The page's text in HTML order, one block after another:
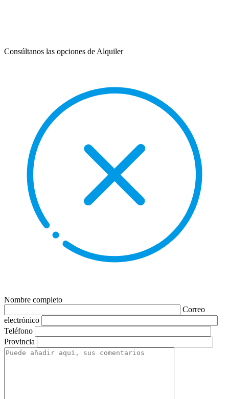
Consúltanos las opciones de Alquiler
Nombre completo
Correo
electrónico
Teléfono
Provincia